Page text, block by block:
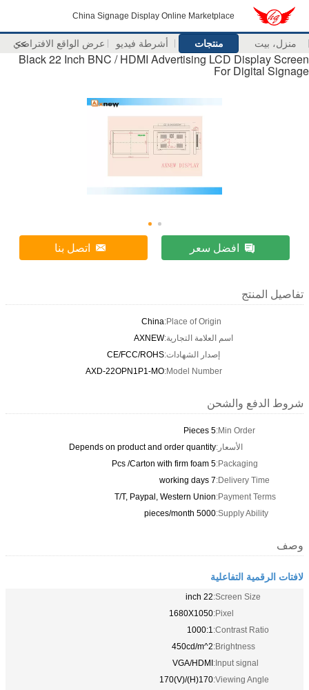
China Signage Display Online Marketplace
منزل، بيت منتجات أشرطة فيديو عرض الواقع الافتراضي
>>
Black 22 Inch BNC / HDMI Advertising LCD Display Screen
For Digital Signage
افضل سعر اتصل بنا
تفاصيل المنتج
Place of Origin:
China
اسم العلامة التجارية:AXNEW
إصدار الشهادات:CE/FCC/ROHS
Model Number:
AXD-22OPN1P1-MO
شروط الدفع والشحن
Min Order:
5 Pieces
الأسعار:Depends on product and order quantity
Packaging:
5 Pcs /Carton with firm foam
Delivery Time:
7 working days
Payment Terms:
T/T, Paypal, Western Union
Supply Ability:
5000 pieces/month
وصف
لافتات الرقمية التفاعلية
Screen Size:
22 inch
Pixel:
1680X1050
Contrast Ratio:
1000:1
Brightness:
450cd/m^2
Input signal:
VGA/HDMI
Viewing Angle:
170(H)/170(V)